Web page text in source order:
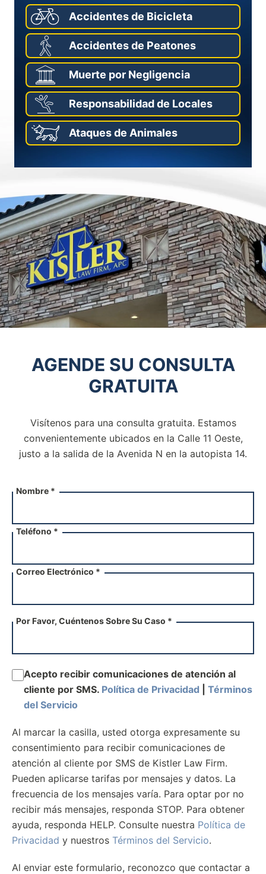
Accidentes de Bicicleta
Accidentes de Peatones
Muerte por Negligencia
Responsabilidad de Locales
Ataques de Animales
AGENDE SU CONSULTA
GRATUITA
Visítenos para una consulta gratuita. Estamos
convenientemente ubicados en la Calle 11 Oeste,
justo a la salida de la Avenida N en la autopista 14.
Nombre *
Teléfono *
Correo Electrónico *
Por Favor, Cuéntenos Sobre Su Caso *
Acepto recibir comunicaciones de atención al
cliente por SMS. Política de Privacidad
Términos
del Servicio
Al marcar la casilla, usted otorga expresamente su
consentimiento para recibir comunicaciones de
atención al cliente por SMS de Kistler Law Firm.
Pueden aplicarse tarifas por mensajes y datos. La
frecuencia de los mensajes varía. Para optar por no
recibir más mensajes, responda STOP. Para obtener
ayuda, responda HELP. Consulte nuestra Política de
Privacidad y nuestros Términos del Servicio.
Al enviar este formulario, reconozco que contactar a